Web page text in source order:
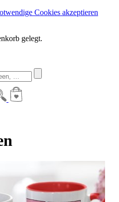
Cookies akzeptieren
gelegt.